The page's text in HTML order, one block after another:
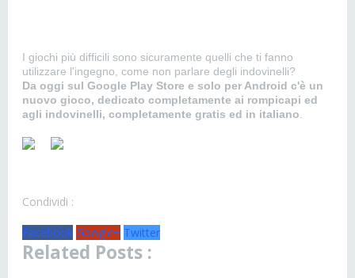
I giochi più difficili sono sicuramente quelli che ti fanno
utilizzare l'ingegno, come non parlare degli indovinelli?
Da oggi sul Google Play Store e solo per Android c'è un
nuovo gioco, dedicato completamente ai rompicapi ed
agli indovinelli, completamente gratis ed in italiano
Condividi :
Facebook Google+ Twitter
Related Posts :